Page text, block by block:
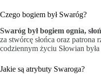
Czego bogiem był Swaróg?
Swaróg był bogiem ognia,
za stwórcę słońca oraz patrona
codziennym życiu Słowian
Jakie są atrybuty Swaroga?